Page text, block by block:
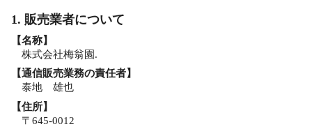
1. 販売業者について
【名称】
株式会社梅翁園.
【通信販売業務の責任者】
泰地 雄也
【住所】
〒645-0012